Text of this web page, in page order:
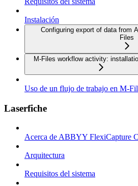
Instalación
Configuring export of data from
Files
M-Files workflow activity:
Uso de un flujo de trabajo en M-
Laserfiche
Acerca de ABBYY FlexiCapture
Arquitectura
Requisitos del sistema